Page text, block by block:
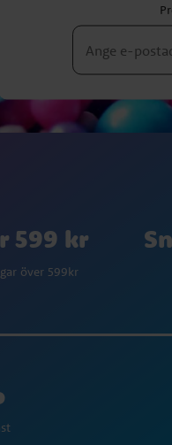
599 kr
över 599kr